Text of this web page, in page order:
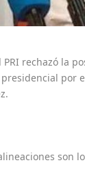
rechazó la
por
son